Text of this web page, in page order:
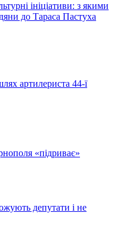
ініціативи: з якими
до Тараса Пастуха
артилериста 44-ї
«підриває»
депутати і не